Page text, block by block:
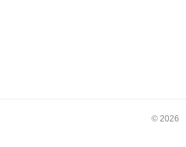
© 2026